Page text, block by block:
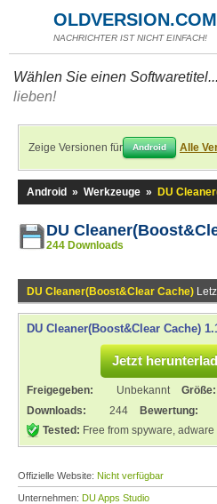
OLDVERSION.COM
NACHRICHTER IST NICHT EINFACH!
Wählen Sie einen Softwaretitel...
lieben!
Zeige Versionen für Android Alle
Android » Werkzeuge » DU
DU
244 Downloads
DU Cleaner(Boost&Clear Cache)
DU Cleaner(Boost&Clear Cache)
Jetzt
Freigegeben: Unbekannt Größe:
Downloads:
244
Bewertung:
Tested: Free from spyware,
Offizielle Website: Nicht verfügbar
Unternehmen: DU Apps Studio